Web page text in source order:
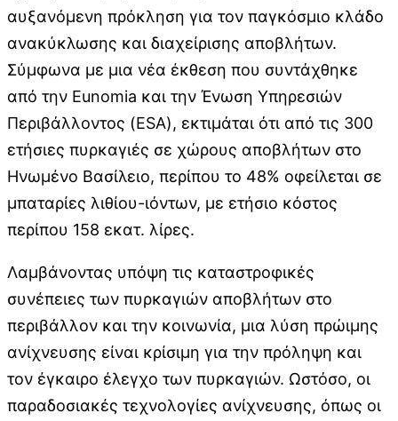
αυξανόμενη πρόκληση για τον παγκόσμιο κλάδο
ανακύκλωσης και διαχείρισης αποβλήτων.
Σύμφωνα με μια νέα έκθεση που συντάχθηκε
από την Eunomia και την Ένωση Υπηρεσιών
Περιβάλλοντος (ESA), εκτιμάται ότι από τις 300
ετήσιες πυρκαγιές σε χώρους αποβλήτων στο
Ηνωμένο Βασίλειο, περίπου το 48% οφείλεται σε
μπαταρίες λιθίου-ιόντων, με ετήσιο κόστος
περίπου 158 εκατ. λίρες.
Λαμβάνοντας υπόψη τις καταστροφικές
συνέπειες των πυρκαγιών αποβλήτων στο
περιβάλλον και την κοινωνία, μια λύση πρώιμης
ανίχνευσης είναι κρίσιμη για την πρόληψη και
τον έγκαιρο έλεγχο των πυρκαγιών. Ωστόσο, οι
παραδοσιακές τεχνολογίες ανίχνευσης, όπως οι